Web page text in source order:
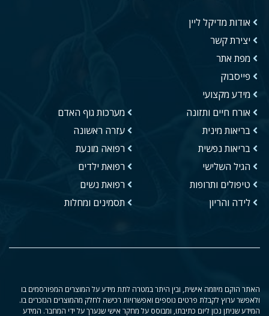
אודות מדיקל ליין
יצירת קשר
מפת אתר
פייסבוק
מידע מקצועי
אורח חיים ותזונה
בריאות מינית
בריאות נפשית
הגיל השלישי
טיפולים ותרופות
לידה והריון
מערכות גוף האדם
עזרה ראשונה
רפואה מונעת
רפואת ילדים
רפואת נשים
תסמינים ומחלות
האתר הוקם מיוזמה אישית, ובין היתר במטרה לתת מידע על המוצרים המפורסמים בו
ולאפשר ערוץ לקבלת פרטים נוספים ואפשרויות רכישה לחלק מהמוצרים הנזכרים בו.
המידע שניתן נכון ליום כתיבתו, ומבוסס על מחקר אישי שנערך על ידי המחבר. המידע